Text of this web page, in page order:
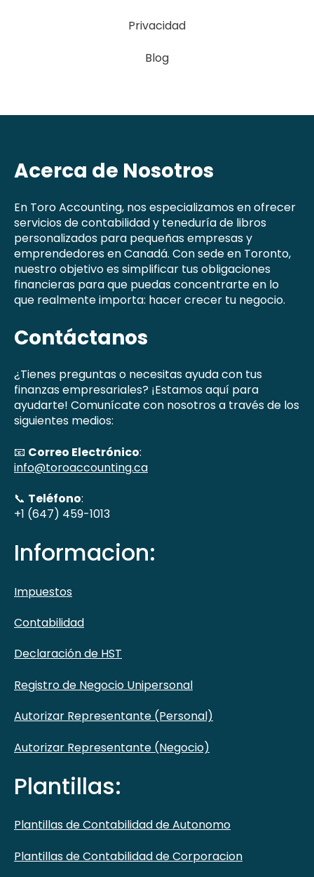
Privacidad
Blog
Acerca de Nosotros
En Toro Accounting, nos especializamos en ofrecer
servicios de contabilidad y teneduría de libros
personalizados para pequeñas empresas y
emprendedores en Canadá. Con sede en Toronto,
nuestro objetivo es simplificar tus obligaciones
financieras para que puedas concentrarte en lo
que realmente importa: hacer crecer tu negocio.
Contáctanos
¿Tienes preguntas o necesitas ayuda con tus
finanzas empresariales? ¡Estamos aquí para
ayudarte! Comunícate con nosotros a través de los
siguientes medios:
📧 Correo Electrónico:
info@toroaccounting.ca
📞 Teléfono:
+1 (647) 459-1013
Informacion:
Impuestos
Contabilidad
Declaración de HST
Registro de Negocio Unipersonal
Autorizar Representante (Personal)
Autorizar Representante (Negocio)
Plantillas:
Plantillas de Contabilidad de Autonomo
Plantillas de Contabilidad de Corporacion